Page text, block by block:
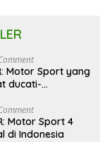
Motor Sport yang
ducati-
Motor Sport 4
di Indonesia